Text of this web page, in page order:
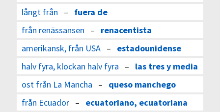
långt från – fuera de
från renässansen – renacentista
amerikansk, från USA– estadounidense
halv fyra, klockan halv fyra – las tres y media
ost från La Mancha – queso manchego
från Ecuador– ecuatoriano, ecuatoriana